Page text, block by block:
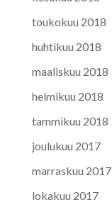
toukokuu 2018
huhtikuu 2018
maaliskuu 2018
helmikuu 2018
tammikuu 2018
joulukuu 2017
marraskuu 2017
lokakuu 2017